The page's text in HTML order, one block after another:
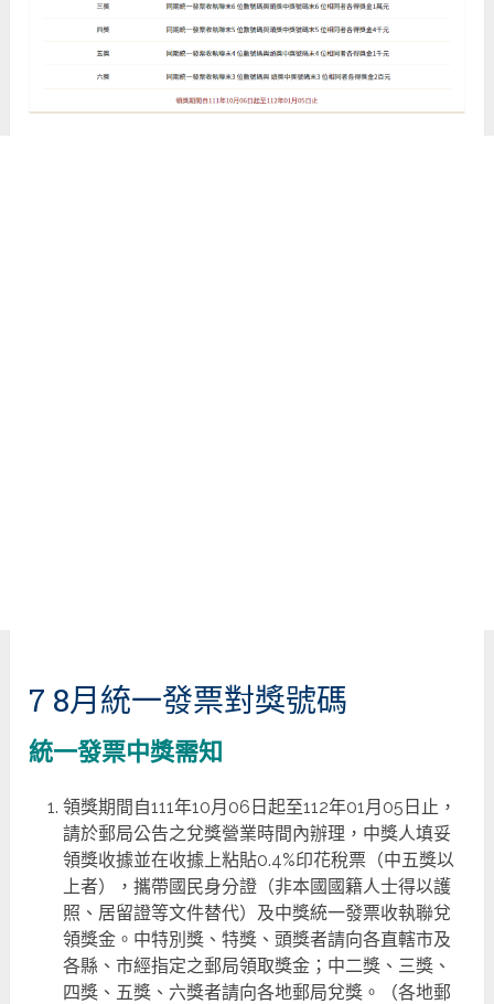
7 8月統一發票對獎號碼
統一發票中獎需知
領獎期間自111年10月06日起至112年01月05日止，
請於郵局公告之兌獎營業時間內辦理，中獎人填妥
領獎收據並在收據上粘貼0.4%印花稅票（中五獎以
上者），攜帶國民身分證（非本國國籍人士得以護
照、居留證等文件替代）及中獎統一發票收執聯兌
領獎金。中特別獎、特獎、頭獎者請向各直轄市及
各縣、市經指定之郵局領取獎金；中二獎、三獎、
四獎、五獎、六獎者請向各地郵局兌獎。（各地郵